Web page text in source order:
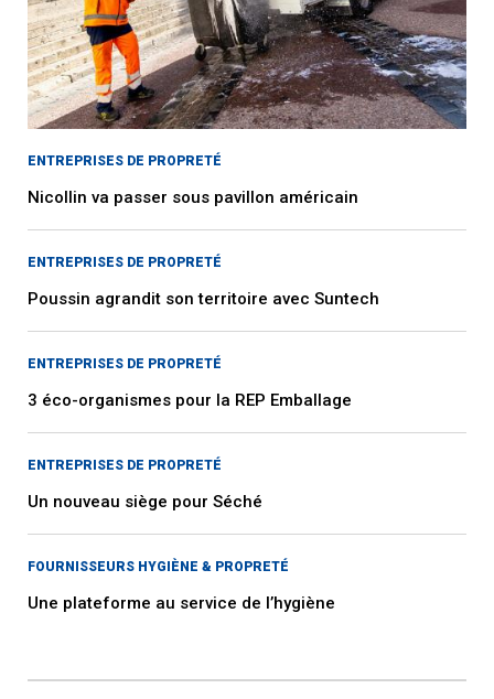
ENTREPRISES DE PROPRETÉ
Nicollin va passer sous pavillon américain
ENTREPRISES DE PROPRETÉ
Poussin agrandit son territoire avec Suntech
ENTREPRISES DE PROPRETÉ
3 éco-organismes pour la REP Emballage
ENTREPRISES DE PROPRETÉ
Un nouveau siège pour Séché
FOURNISSEURS HYGIÈNE & PROPRETÉ
Une plateforme au service de l’hygiène